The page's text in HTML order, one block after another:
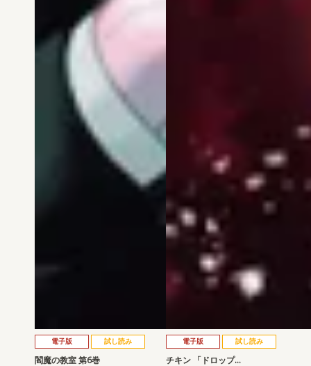
電子版 試し読み
閻魔の教室 第6巻
電子版 試し読み
チキン 「ドロップ…